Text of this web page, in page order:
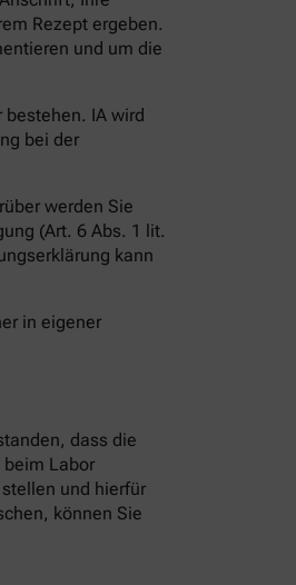
Rezept ergeben.
und um die
IA wird
bei der
werden Sie
(Art. 6 Abs. 1 lit.
kann
in eigener
dass die
beim Labor
und hierfür
können Sie